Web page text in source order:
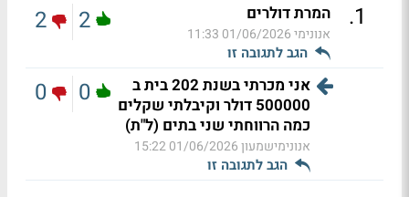
1
. המרת דולרים
אנונימי01/06/2026 11:33
הגב לתגובה זו
2
2
אני מכרתי בשנת 202 בית ב
500000 דולר וקיבלתי שקלים
כמה הרווחתי שני בתים (ל"ת)
אנונימישמעון01/06/2026 15:22
הגב לתגובה זו
0
0